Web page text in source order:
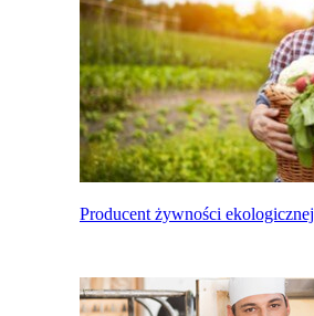
Producent żywności ekologicznej